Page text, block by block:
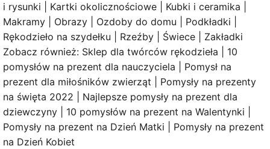
i rysunki | Kartki okolicznościowe | Kubki i ceramika |
Makramy | Obrazy | Ozdoby do domu | Podkładki |
Rękodzieło na szydełku | Rzeźby | Świece | Zakładki
Zobacz również: Sklep dla twórców rękodzieła | 10
pomysłów na prezent dla nauczyciela | Pomysł na
prezent dla miłośników zwierząt | Pomysły na prezenty
na święta 2022 | Najlepsze pomysły na prezent dla
dziewczyny | 10 pomysłów na prezent na Walentynki |
Pomysły na prezent na Dzień Matki | Pomysły na prezent
na Dzień Kobiet